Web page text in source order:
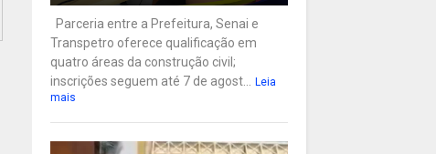
Parceria entre a Prefeitura, Senai e
Transpetro oferece qualificação em
quatro áreas da construção civil;
inscrições seguem até 7 de agost... Leia
mais